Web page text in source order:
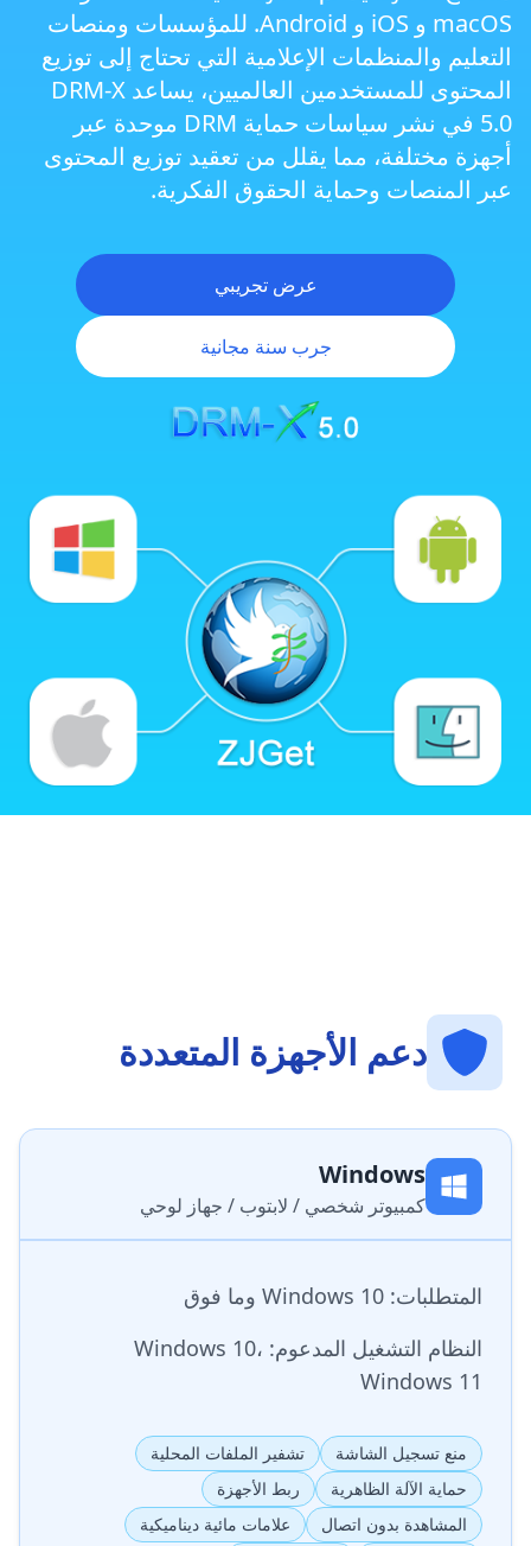
متصفح ZJGet الآمن الجيل القادم
منع تسجيل الشاشة الذكي
قيود إخراج العرض وحماية الشاشات المتعددة
حماية العلامات المائية الثلاثية
حماية الآلة الظاهرية و الكمبيوتر السحابي
إدارة الحقوق المرنة
تكامل عميق مع 1AICloud
التكامل مع موقعك الإلكتروني أو LMS
macOS و iOS و Android. للمؤسسات ومنصات
التعليم والمنظمات الإعلامية التي تحتاج إلى توزيع
المحتوى للمستخدمين العالميين، يساعد DRM-X
5.0 في نشر سياسات حماية DRM موحدة عبر
أجهزة مختلفة، مما يقلل من تعقيد توزيع المحتوى
عبر المنصات وحماية الحقوق الفكرية.
عرض تجريبي
جرب سنة مجانية
دعم الأجهزة المتعددة
Windows
كمبيوتر شخصي / لابتوب / جهاز لوحي
المتطلبات: Windows 10 وما فوق
النظام التشغيل المدعوم: Windows 10،
Windows 11
منع تسجيل الشاشة
تشفير الملفات المحلية
حماية الآلة الظاهرية
ربط الأجهزة
المشاهدة بدون اتصال
علامات مائية ديناميكية